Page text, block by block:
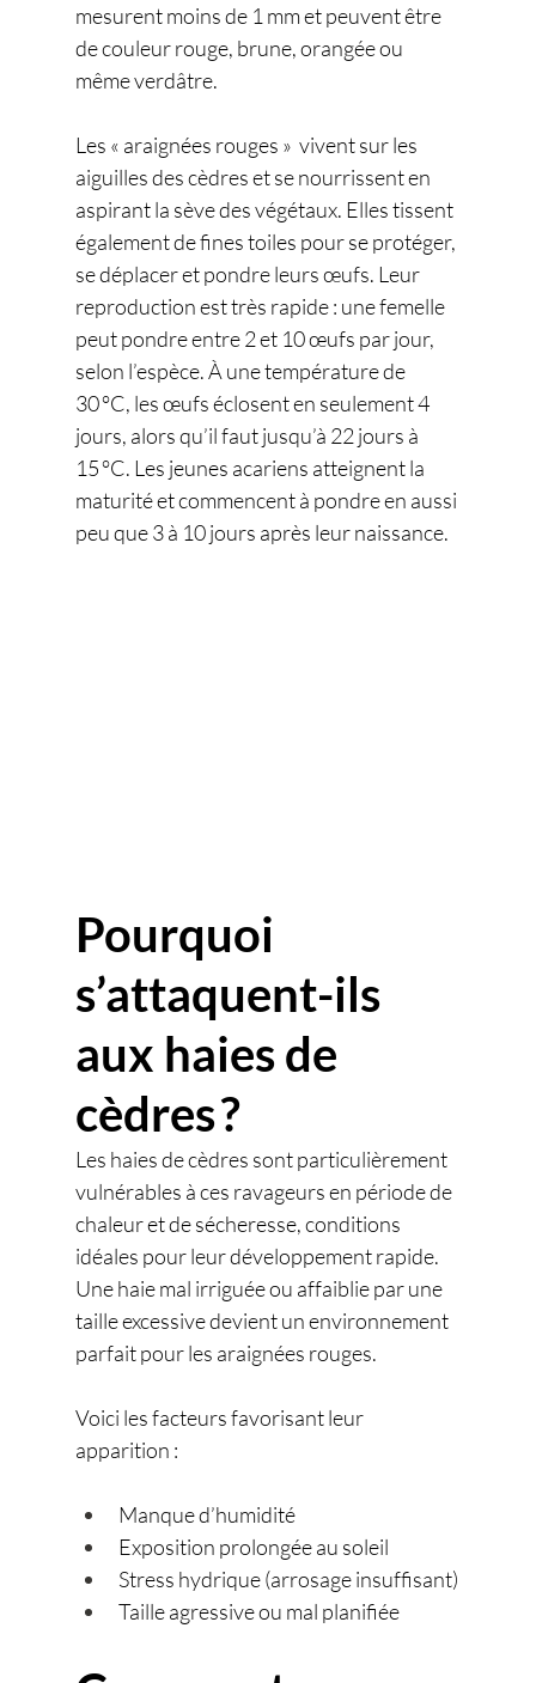
mesurent moins de 1 mm et peuvent être
de couleur rouge, brune, orangée ou
même verdâtre.
Les « araignées rouges »  vivent sur les
aiguilles des cèdres et se nourrissent en
aspirant la sève des végétaux. Elles tissent
également de fines toiles pour se protéger,
se déplacer et pondre leurs œufs. Leur
reproduction est très rapide : une femelle
peut pondre entre 2 et 10 œufs par jour,
selon l’espèce. À une température de
30 °C, les œufs éclosent en seulement 4
jours, alors qu’il faut jusqu’à 22 jours à
15 °C. Les jeunes acariens atteignent la
maturité et commencent à pondre en aussi
peu que 3 à 10 jours après leur naissance.
Pourquoi
s’attaquent-ils
aux haies de
cèdres ?
Les haies de cèdres sont particulièrement
vulnérables à ces ravageurs en période de
chaleur et de sécheresse, conditions
idéales pour leur développement rapide.
Une haie mal irriguée ou affaiblie par une
taille excessive devient un environnement
parfait pour les araignées rouges.
Voici les facteurs favorisant leur
apparition :
Manque d’humidité
Exposition prolongée au soleil
Stress hydrique (arrosage insuffisant)
Taille agressive ou mal planifiée